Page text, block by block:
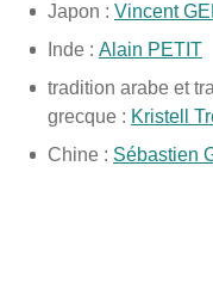
Japon : Vincent
Inde : Alain PETIT
tradition arabe et
grecque : Kristell
Chine : Sébastien